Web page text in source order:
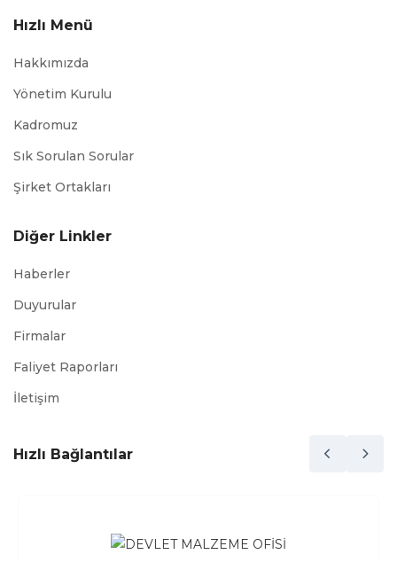
Hızlı Menü
Hakkımızda
Yönetim Kurulu
Kadromuz
Sık Sorulan Sorular
Şirket Ortakları
Diğer Linkler
Haberler
Duyurular
Firmalar
Faliyet Raporları
İletişim
Hızlı Bağlantılar